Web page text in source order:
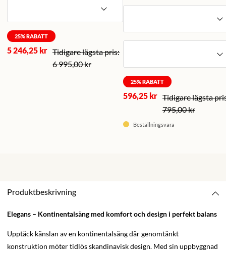
25% RABATT
5 246,25 kr
6 995,00 kr
25% RABATT
596,25 kr
795,00 kr
Beställningsvara
Produktbeskrivning
Elegans – Kontinentalsäng med komfort och design i perfekt balans
Upptäck känslan av en kontinentalsäng där genomtänkt
konstruktion möter tidlös skandinavisk design. Med sin uppbyggnad